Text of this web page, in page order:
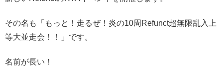
その名も「もっと！走るぜ！炎の10周Refunct超無限乱入上
等大並走会！！」です。
名前が長い！